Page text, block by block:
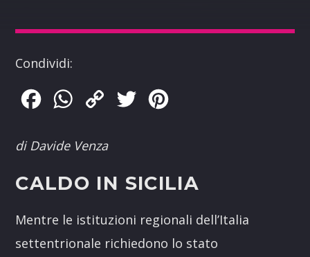
Condividi:
FacebookWhatsApp
Copy
Twitter
di Davide Venza
CALDO IN SICILIA
Mentre le istituzioni regionali dell’Italia
settentrionale richiedono lo stato